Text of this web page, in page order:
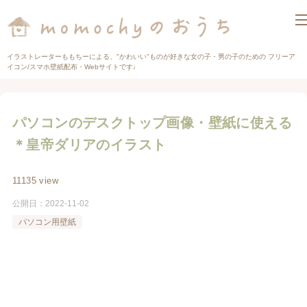
イラストレーターももちーによる、"かわいい"ものが好きな女の子・男の子のための フリーア
イコン/スマホ壁紙配布・Webサイトです♩
パソコンのデスクトップ画像・壁紙に使える
＊皇帝ダリアのイラスト
11135 view
公開日： 2022-11-02
パソコン用壁紙